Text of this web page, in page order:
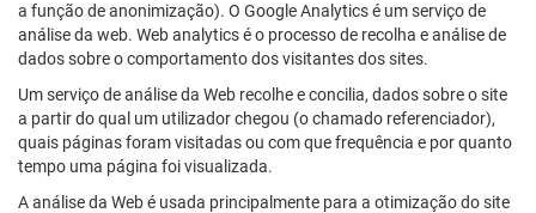
a função de anonimização). O Google Analytics é um serviço de
análise da web. Web analytics é o processo de recolha e análise de
dados sobre o comportamento dos visitantes dos sites.
Um serviço de análise da Web recolhe e concilia, dados sobre o site
a partir do qual um utilizador chegou (o chamado referenciador),
quais páginas foram visitadas ou com que frequência e por quanto
tempo uma página foi visualizada.
A análise da Web é usada principalmente para a otimização do site